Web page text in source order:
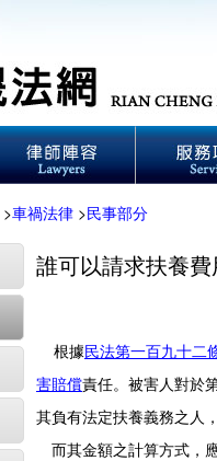
>車禍法律 >民事部分
誰可以請求扶養
根據民法第一百九十二
害賠償責任。被害人對於
其負有法定扶養義務之人
而其金額之計算方式，